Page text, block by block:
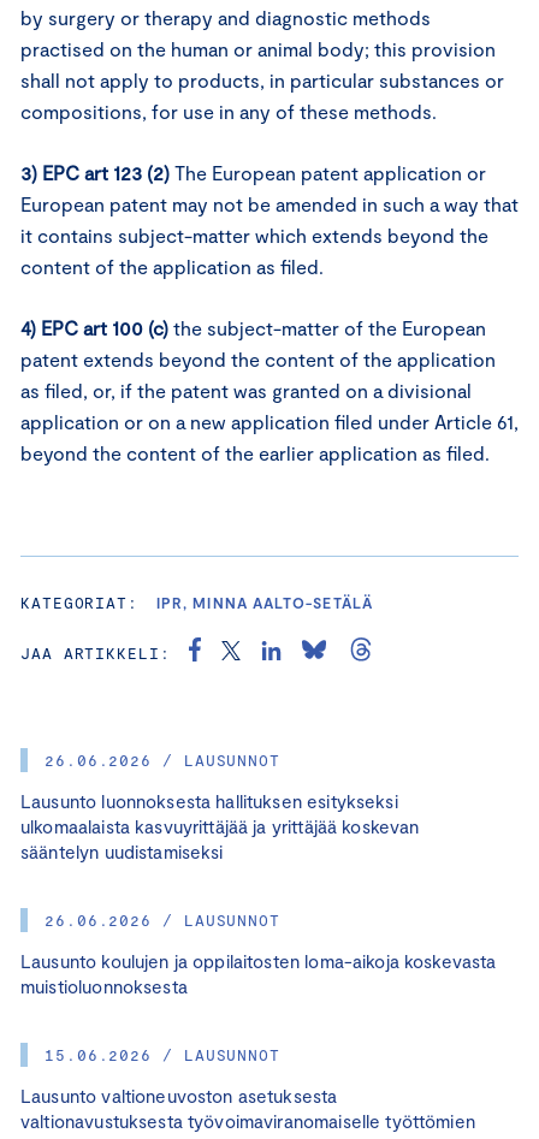
26.06.2026 / LAUSUNNOT
Lausunto luonnoksesta hallituksen esitykseksi
ulkomaalaista kasvuyrittäjää ja yrittäjää koskevan
sääntelyn uudistamiseksi
26.06.2026 / LAUSUNNOT
Lausunto koulujen ja oppilaitosten loma-aikoja koskevasta
muistioluonnoksesta
15.06.2026 / LAUSUNNOT
Lausunto valtioneuvoston asetuksesta
valtionavustuksesta työvoimaviranomaiselle työttömien
by surgery or therapy and diagnostic methods
practised on the human or animal body; this provision
shall not apply to products, in particular substances or
compositions, for use in any of these methods.
3) EPC art 123 (2) The European patent application or
European patent may not be amended in such a way that
it contains subject-matter which extends beyond the
content of the application as filed.
4) EPC art 100 (c) the subject-matter of the European
patent extends beyond the content of the application
as filed, or, if the patent was granted on a divisional
application or on a new application filed under Article 61,
beyond the content of the earlier application as filed.
KATEGORIAT: IPR, MINNA AALTO-SETÄLÄ
JAA ARTIKKELI: